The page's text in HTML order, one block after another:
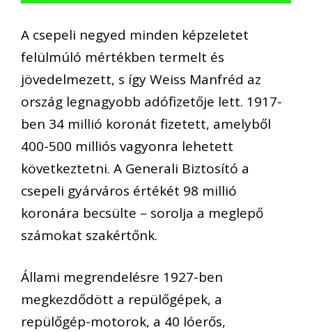
A csepeli negyed minden képzeletet
felülmúló mértékben termelt és
jövedelmezett, s így Weiss Manfréd az
ország legnagyobb adófizetője lett. 1917-
ben 34 millió koronát fizetett, amelyből
400-500 milliós vagyonra lehetett
következtetni. A Generali Biztosító a
csepeli gyárváros értékét 98 millió
koronára becsülte – sorolja a meglepő
számokat szakértőnk.
Állami megrendelésre 1927-ben
megkezdődött a repülőgépek, a
repülőgép-motorok, a 40 lóerős,